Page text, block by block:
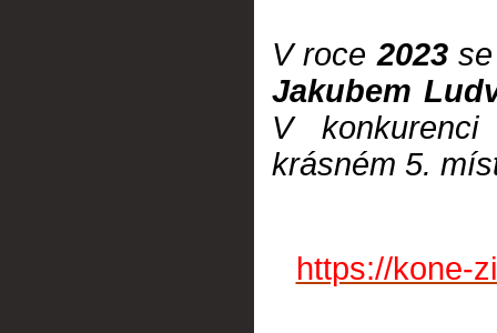
V roce2023se
Jakubem
V
krásném 5.
https://kone-